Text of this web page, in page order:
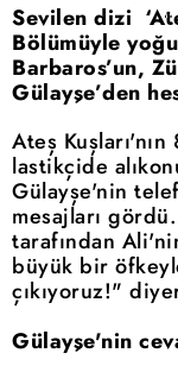
Sevilen dizi
Bölümüyle
Barbaros’un,
Gülayşe’den
Ateş
lastikçide
Gülayşe'nin
mesajları
tarafından
büyük bir
çıkıyoruz!"
Gülayşe'nin